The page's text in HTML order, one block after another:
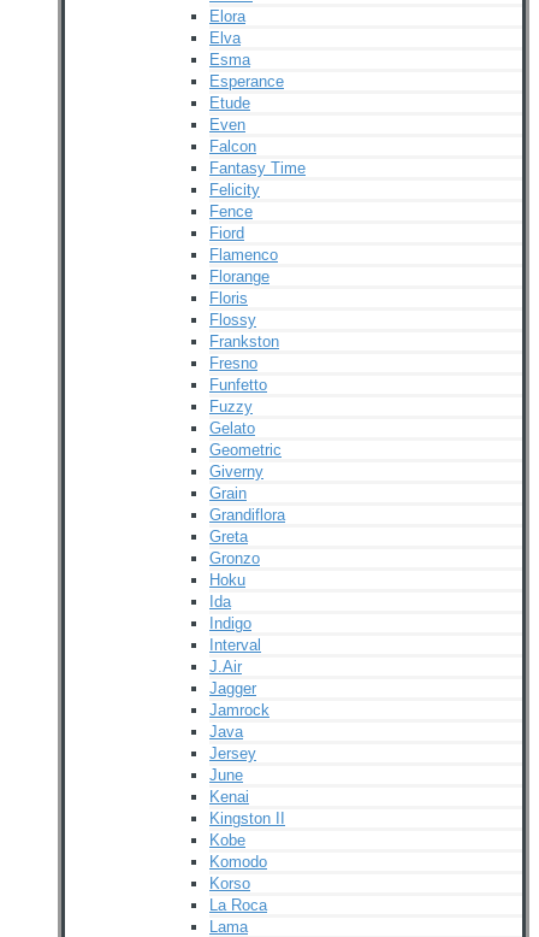
Elora
Elva
Esma
Esperance
Etude
Even
Falcon
Fantasy Time
Felicity
Fence
Fiord
Flamenco
Florange
Floris
Flossy
Frankston
Fresno
Funfetto
Fuzzy
Gelato
Geometric
Giverny
Grain
Grandiflora
Greta
Gronzo
Hoku
Ida
Indigo
Interval
J.Air
Jagger
Jamrock
Java
Jersey
June
Kenai
Kingston II
Kobe
Komodo
Korso
La Roca
Lama